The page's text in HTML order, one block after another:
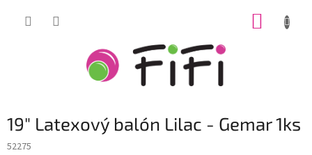
19" Latexový balón Lilac - Gemar 1ks
52275